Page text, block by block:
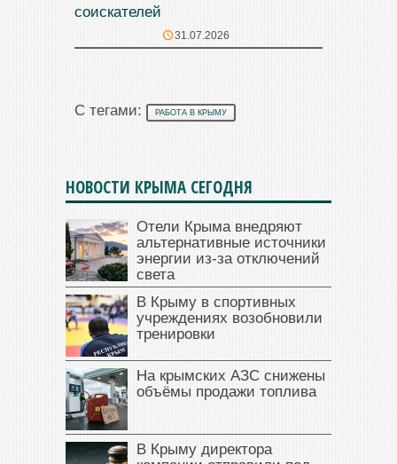
соискателей
31.07.2026
С тегами: РАБОТА В КРЫМУ
НОВОСТИ КРЫМА СЕГОДНЯ
Отели Крыма внедряют
альтернативные источники
энергии из-за отключений
света
В Крыму в спортивных
учреждениях возобновили
тренировки
На крымских АЗС снижены
объёмы продажи топлива
В Крыму директора